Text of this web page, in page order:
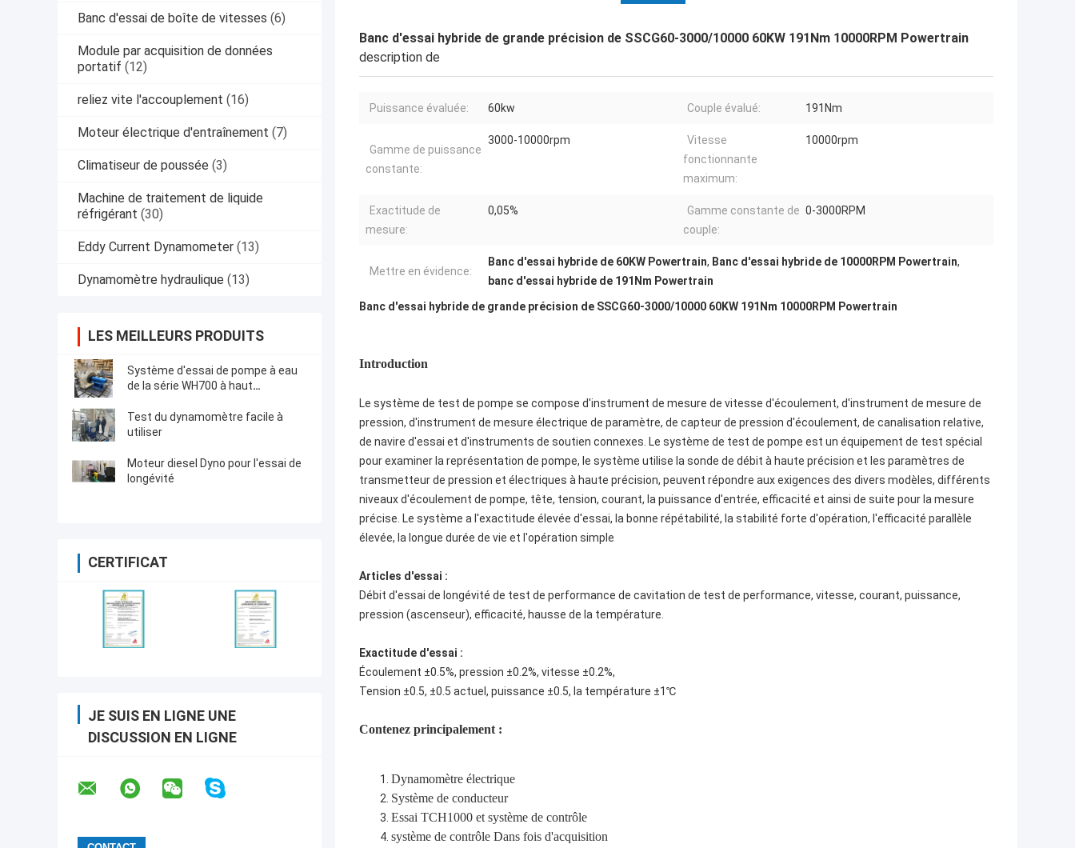
Banc d'essai de boîte de vitesses (6)
Module par acquisition de données
portatif (12)
reliez vite l'accouplement (16)
Moteur électrique d'entraînement (7)
Climatiseur de poussée (3)
Machine de traitement de liquide
réfrigérant (30)
Eddy Current Dynamometer (13)
Dynamomètre hydraulique (13)
LES MEILLEURS PRODUITS
Système d'essai de pompe à eau
de la série WH700 à haut
Test du dynamomètre facile à
utiliser
Moteur diesel Dyno pour l'essai de
longévité
CERTIFICAT
JE SUIS EN LIGNE UNE
DISCUSSION EN LIGNE
Banc d'essai hybride de grande précision de SSCG60-3000/10000 60KW 191Nm 10000RPM Powertrain
description de
Puissance évaluée: 60kw Couple évalué: 191Nm
Gamme de puissance
constante:
3000-10000rpm
Vitesse
fonctionnante
maximum:
10000rpm
Exactitude de
mesure:
0,05%
Gamme constante de
couple:
0-3000RPM
Mettre en évidence:
Banc d'essai hybride de 60KW Powertrain, Banc d'essai hybride de 10000RPM Powertrain,
banc d'essai hybride de 191Nm Powertrain
Banc d'essai hybride de grande précision de SSCG60-3000/10000 60KW 191Nm 10000RPM Powertrain
Introduction
Le système de test de pompe se compose d'instrument de mesure de vitesse d'écoulement, d'instrument de mesure de
pression, d'instrument de mesure électrique de paramètre, de capteur de pression d'écoulement, de canalisation relative,
de navire d'essai et d'instruments de soutien connexes. Le système de test de pompe est un équipement de test spécial
pour examiner la représentation de pompe, le système utilise la sonde de débit à haute précision et les paramètres de
transmetteur de pression et électriques à haute précision, peuvent répondre aux exigences des divers modèles, différents
niveaux d'écoulement de pompe, tête, tension, courant, la puissance d'entrée, efficacité et ainsi de suite pour la mesure
précise. Le système a l'exactitude élevée d'essai, la bonne répétabilité, la stabilité forte d'opération, l'efficacité parallèle
élevée, la longue durée de vie et l'opération simple
Articles d'essai :
Débit d'essai de longévité de test de performance de cavitation de test de performance, vitesse, courant, puissance,
pression (ascenseur), efficacité, hausse de la température.
Exactitude d'essai :
Écoulement ±0.5%, pression ±0.2%, vitesse ±0.2%,
Tension ±0.5, ±0.5 actuel, puissance ±0.5, la température ±1℃
Contenez principalement :
Dynamomètre électrique
Système de conducteur
Essai TCH1000 et système de contrôle
système de contrôle Dans fois d'acquisition